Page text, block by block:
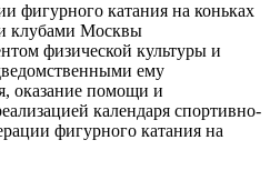
фигурного катания на коньках
клубами Москвы
физической культуры и
ему
оказание помощи и
календаря спортивно-
фигурного катания на